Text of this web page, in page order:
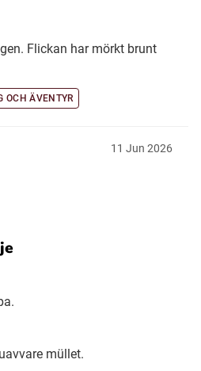
Flickan har mörkt brunt
OCH ÄVENTYR
11 Jun 2026
müllet.